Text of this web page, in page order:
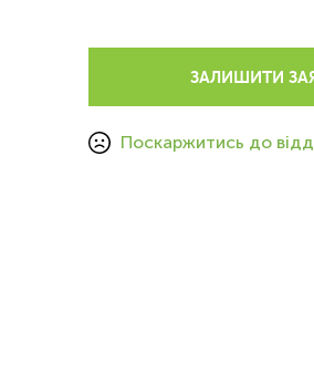
ЗАЛИШИТИ
Поскаржитись до